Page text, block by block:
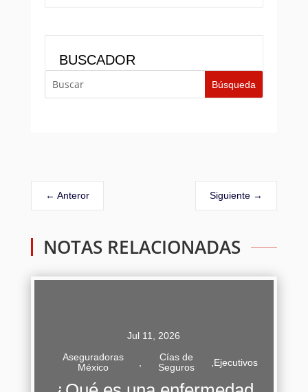
BUSCADOR
← Anteror Siguiente →
NOTAS RELACIONADAS
Jul 11, 2026
Aseguradoras
México
Cías de
Seguros
Ejecutivos
Una enfermedad preexistente se refiere a